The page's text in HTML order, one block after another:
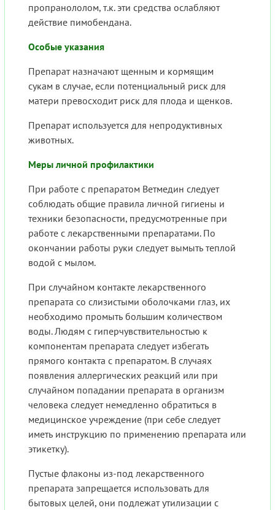
пропранололом, т.к. эти средства ослабляют
действие пимобендана.
Особые указания
Препарат назначают щенным и кормящим
сукам в случае, если потенциальный риск для
матери превосходит риск для плода и щенков.
Препарат используется для непродуктивных
животных.
Меры личной профилактики
При работе с препаратом Ветмедин следует
соблюдать общие правила личной гигиены и
техники безопасности, предусмотренные при
работе с лекарственными препаратами. По
окончании работы руки следует вымыть теплой
водой с мылом.
При случайном контакте лекарственного
препарата со слизистыми оболочками глаз, их
необходимо промыть большим количеством
воды. Людям с гиперчувствительностью к
компонентам препарата следует избегать
прямого контакта с препаратом. В случаях
появления аллергических реакций или при
случайном попадании препарата в организм
человека следует немедленно обратиться в
медицинское учреждение (при себе следует
иметь инструкцию по применению препарата или
этикетку).
Пустые флаконы из-под лекарственного
препарата запрещается использовать для
бытовых целей, они подлежат утилизации с